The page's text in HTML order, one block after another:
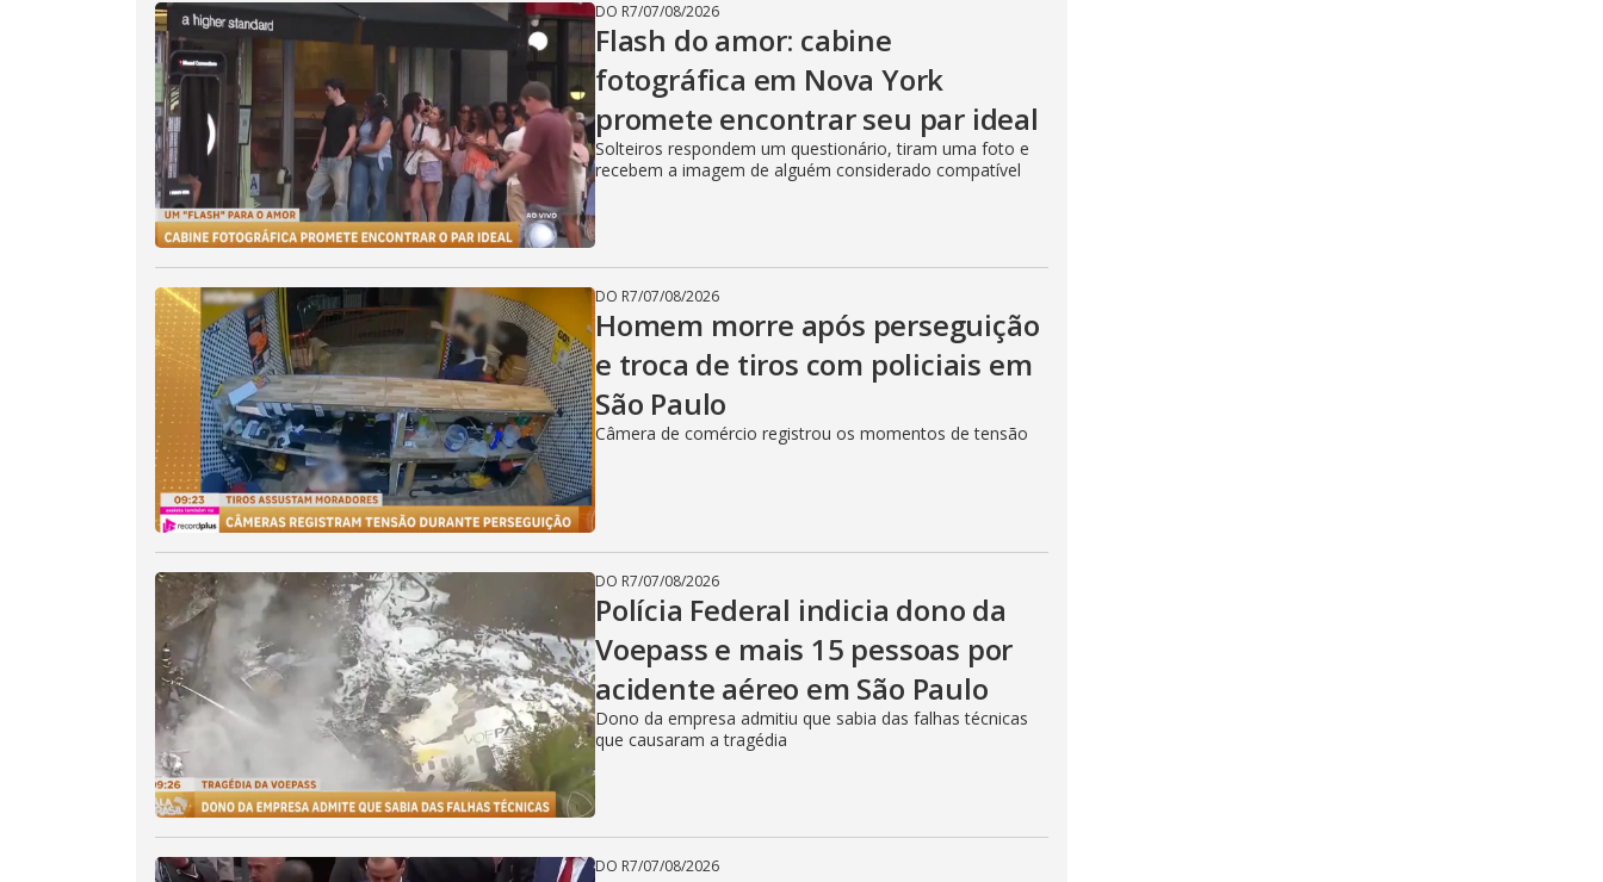
DO R7/07/08/2026
Flash do amor: cabine
fotográfica em Nova York
promete encontrar seu par ideal
Solteiros respondem um questionário, tiram uma foto e
recebem a imagem de alguém considerado compatível
DO R7/07/08/2026
Homem morre após perseguição
e troca de tiros com policiais em
São Paulo
Câmera de comércio registrou os momentos de tensão
DO R7/07/08/2026
Polícia Federal indicia dono da
Voepass e mais 15 pessoas por
acidente aéreo em São Paulo
Dono da empresa admitiu que sabia das falhas técnicas
que causaram a tragédia
DO R7/07/08/2026